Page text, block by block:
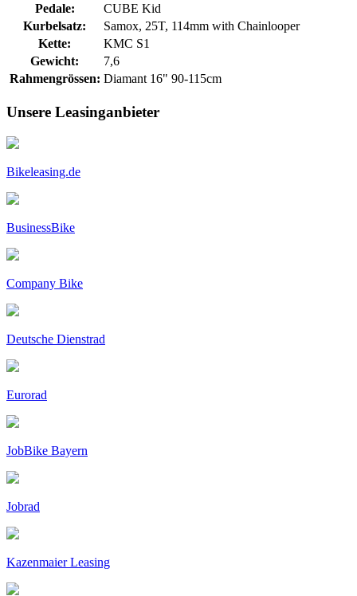
Pedale:
CUBE Kid
Kurbelsatz:
Samox, 25T, 114mm with Chainlooper
Kette:
KMC S1
Gewicht:
7,6
Rahmengrössen: Diamant 16" 90-115cm
Unsere Leasinganbieter
Bikeleasing.de
BusinessBike
Company Bike
Deutsche Dienstrad
Eurorad
JobBike Bayern
Jobrad
Kazenmaier Leasing